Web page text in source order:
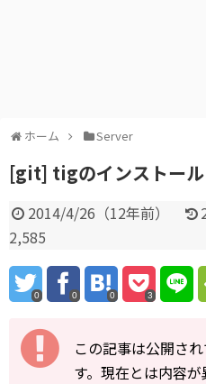
ホーム Server
[git] tigのインストール
2014/4/26 （12年前）
2,585
0 0 0 3
この記事は公開さ
す。現在とは内容